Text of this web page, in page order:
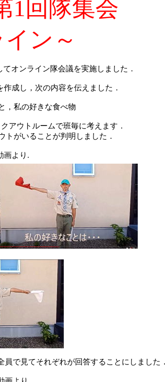
1回隊集会
ン～
オンライン隊会議を実施しました．
成し，次の内容を伝えました．
，私の好きな食べ物
アウトルームで班毎に考えます．
トがいることが判明しました．
画より.
で見てそれぞれが回答することにしました